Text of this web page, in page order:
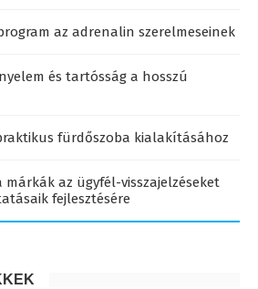
az adrenalin szerelmeseinek
és tartósság a hosszú
fürdőszoba kialakításához
az ügyfél-visszajelzéseket
fejlesztésére